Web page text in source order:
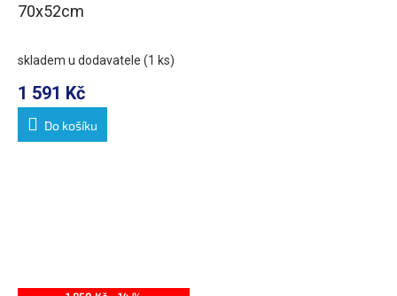
70x52cm
skladem u dodavatele (1 ks)
1 591 Kč
Do košíku